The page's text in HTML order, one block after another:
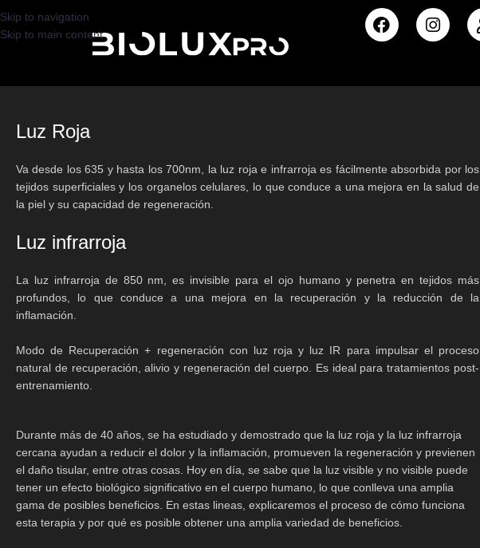
Skip to navigation
Skip to main content
Luz Roja
Va desde los 635 y hasta los 700nm, la luz roja e infrarroja es fácilmente absorbida por los
tejidos superficiales y los organelos celulares, lo que conduce a una mejora en la salud de
la piel y su capacidad de regeneración.
Luz infrarroja
La luz infrarroja de 850 nm, es invisible para el ojo humano y penetra en tejidos más
profundos, lo que conduce a una mejora en la recuperación y la reducción de la
inflamación.
Modo de Recuperación + regeneración con luz roja y luz IR para impulsar el proceso
natural de recuperación, alivio y regeneración del cuerpo. Es ideal para tratamientos post-
entrenamiento.
Durante más de 40 años, se ha estudiado y demostrado que la luz roja y la luz infrarroja
cercana ayudan a reducir el dolor y la inflamación, promueven la regeneración y previenen
el daño tisular, entre otras cosas. Hoy en día, se sabe que la luz visible y no visible puede
tener un efecto biológico significativo en el cuerpo humano, lo que conlleva una amplia
gama de posibles beneficios. En estas lineas, explicaremos el proceso de cómo funciona
esta terapia y por qué es posible obtener una amplia variedad de beneficios.